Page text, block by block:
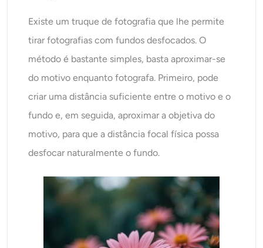
Existe um truque de fotografia que lhe permite
tirar fotografias com fundos desfocados. O
método é bastante simples, basta aproximar-se
do motivo enquanto fotografa. Primeiro, pode
criar uma distância suficiente entre o motivo e o
fundo e, em seguida, aproximar a objetiva do
motivo, para que a distância focal física possa
desfocar naturalmente o fundo.